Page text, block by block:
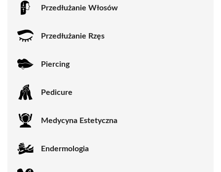
Przedłużanie Włosów
Przedłużanie Rzęs
Piercing
Pedicure
Medycyna Estetyczna
Endermologia